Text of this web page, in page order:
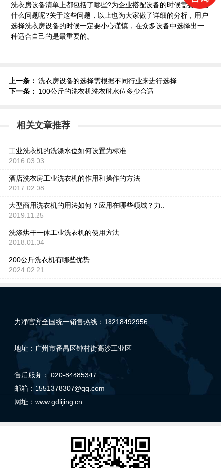
洗衣房设备清单上都包括了哪些?为企业搭配设备的时候需要注意
什么问题呢?关于这些问题，以上也为大家做了详细的分析，用户
选择洗衣房设备的时候一定要小心谨慎，在众多设备中选择出一
种适合自己的是最重要的。
上一条： 洗衣房设备的选择需根据不同行业来进行选择
下一条：
100公斤的洗衣机洗衣时水位多少合适
相关文章推荐
工业洗衣机的洗涤水位如何设置为标准
2016.03.03
酒店洗衣房工业洗衣机的作用和操作的方法
2017.02.08
大型商用洗衣机的用法如何？应用在哪些领域？力..
2019.11.25
洗涤烘干一体工业洗衣机的使用方法
2018.01.04
200公斤洗衣机有哪些优势
2024.02.21
力净官方全国统一销售热线：18218492956
地址：广州市番禺区钟村街高沙工业区
售后服务： 020-84885347
邮箱：1551378307@qq.com
网址： www.gdlijing.cn